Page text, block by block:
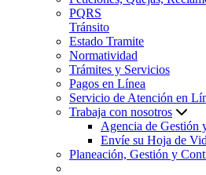
PQRS
Tránsito
Estado Tramite
Normatividad
Trámites y Servicios
Pagos en Línea
Servicio de Atención en
Trabaja con nosotros
Agencia de Gestión
Envíe su Hoja de
Planeación, Gestión y